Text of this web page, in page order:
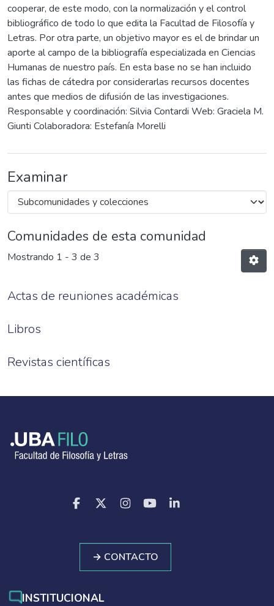
cooperar, de este modo, con la normalización y el control
bibliográfico de todo lo que edita la Facultad de Filosofía y
Letras. Por otra parte, un objetivo mayor es el de brindar un
aporte al campo de la bibliografía especializada en Ciencias
Humanas de nuestro país. En esta base no se han incluido
las fichas de cátedra por considerarlas recursos docentes
antes que medios de difusión de las investigaciones.
Responsable y coordinación: Silvia Contardi Web: Graciela M.
Giunti Colaboradora: Estefanía Morelli
Examinar
Comunidades de esta comunidad
Mostrando 1 - 3 de 3
Actas de reuniones académicas
Libros
Revistas científicas
→ CONTACTO
INSTITUCIONAL